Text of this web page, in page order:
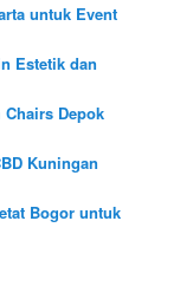
untuk Event
Estetik dan
Depok
Kuningan
Bogor untuk